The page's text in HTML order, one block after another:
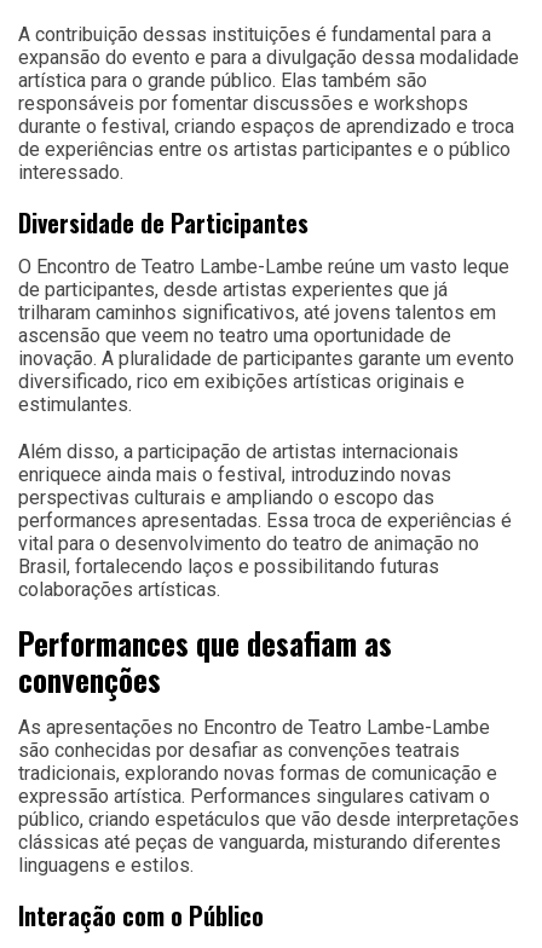
A contribuição dessas instituições é fundamental para a
expansão do evento e para a divulgação dessa modalidade
artística para o grande público. Elas também são
responsáveis por fomentar discussões e workshops
durante o festival, criando espaços de aprendizado e troca
de experiências entre os artistas participantes e o público
interessado.
Diversidade de Participantes
O Encontro de Teatro Lambe-Lambe reúne um vasto leque
de participantes, desde artistas experientes que já
trilharam caminhos significativos, até jovens talentos em
ascensão que veem no teatro uma oportunidade de
inovação. A pluralidade de participantes garante um evento
diversificado, rico em exibições artísticas originais e
estimulantes.
Além disso, a participação de artistas internacionais
enriquece ainda mais o festival, introduzindo novas
perspectivas culturais e ampliando o escopo das
performances apresentadas. Essa troca de experiências é
vital para o desenvolvimento do teatro de animação no
Brasil, fortalecendo laços e possibilitando futuras
colaborações artísticas.
Performances que desafiam as
convenções
As apresentações no Encontro de Teatro Lambe-Lambe
são conhecidas por desafiar as convenções teatrais
tradicionais, explorando novas formas de comunicação e
expressão artística. Performances singulares cativam o
público, criando espetáculos que vão desde interpretações
clássicas até peças de vanguarda, misturando diferentes
linguagens e estilos.
Interação com o Público